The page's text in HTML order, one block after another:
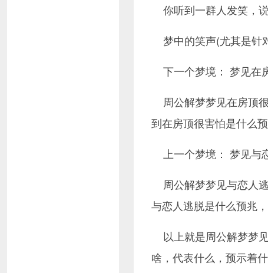
你听到一群人发笑，
梦中的笑声(尤其是针
下一个梦境： 梦见在
周公解梦梦见在房顶
到在房顶很害怕是什么
上一个梦境： 梦见与
周公解梦梦见与恋人
与恋人逃脱是什么预兆
以上就是周公解梦梦
啥，代表什么，预示着